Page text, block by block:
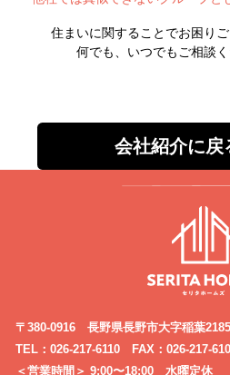
住まいに関することでお困りご
何でも、いつでもご相談く
会社紹介に戻
〒380-0916 長野県長野市大字稲葉
TEL：026-217-6110 FAX：026-217-
＜営業時間＞ 9:00〜18:00 水曜定休